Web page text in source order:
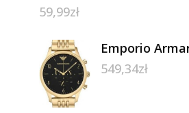
59,99zł
Emporio
549,34zł